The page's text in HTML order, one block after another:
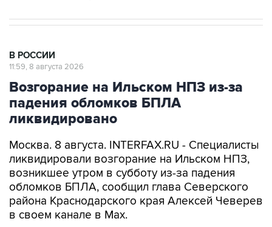
В РОССИИ
11:59, 8 августа 2026
Возгорание на Ильском НПЗ из-за
падения обломков БПЛА
ликвидировано
Москва. 8 августа. INTERFAX.RU - Специалисты
ликвидировали возгорание на Ильском НПЗ,
возникшее утром в субботу из-за падения
обломков БПЛА, сообщил глава Северского
района Краснодарского края Алексей Чеверев
в своем канале в Max.